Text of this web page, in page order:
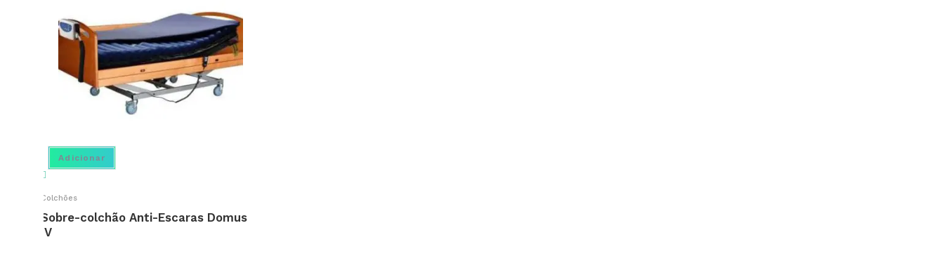
Adicionar
Colchões
Sobre-colchão Anti-Escaras Domus
IV